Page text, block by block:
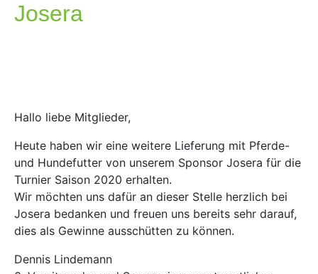
Josera
Hallo liebe Mitglieder,
Heute haben wir eine weitere Lieferung mit Pferde-
und Hundefutter von unserem Sponsor Josera für die
Turnier Saison 2020 erhalten.
Wir möchten uns dafür an dieser Stelle herzlich bei
Josera bedanken und freuen uns bereits sehr darauf,
dies als Gewinne ausschütten zu können.
Dennis Lindemann